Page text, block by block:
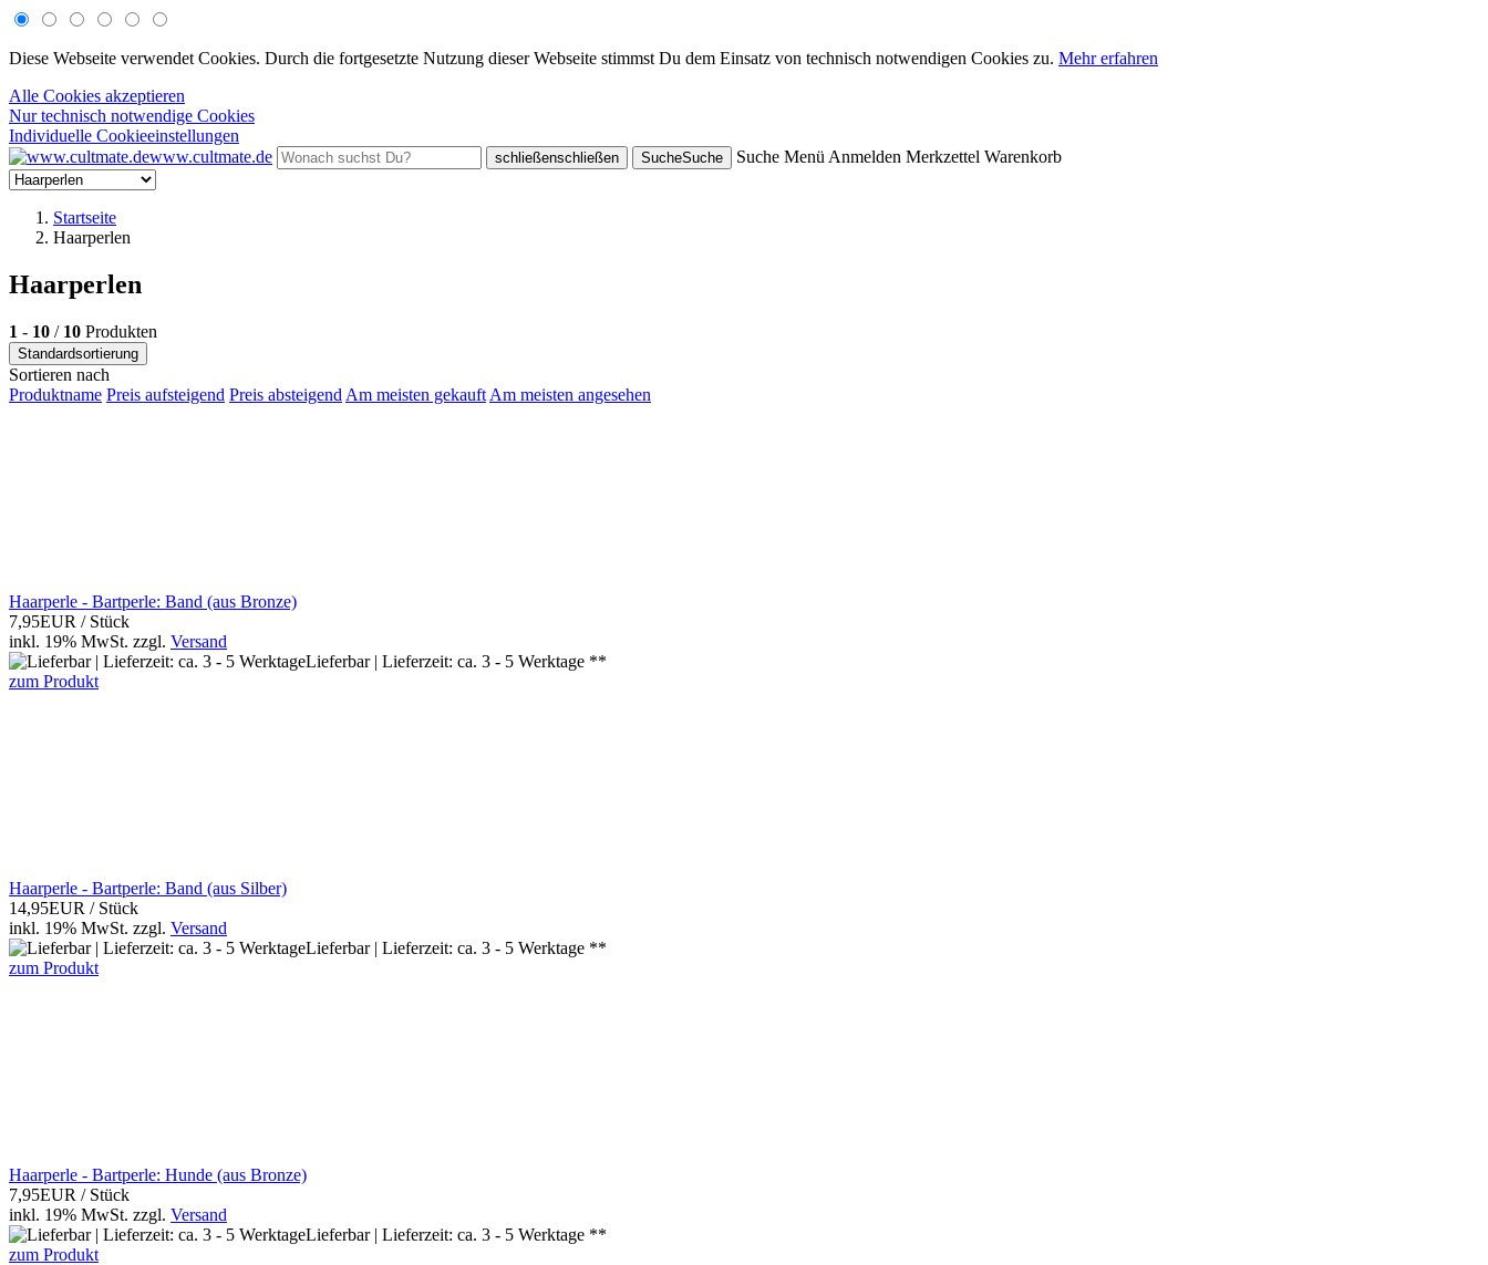
Diese Webseite verwendet Cookies. Durch die fortgesetzte Nutzung dieser Webseite stimmst Du dem Einsatz von technisch notwendigen Cookies zu. Mehr erfahren
Alle Cookies akzeptieren
Nur technisch notwendige Cookies
Individuelle Cookieeinstellungen
www.cultmate.de
schließenschließen SucheSuche Suche Menü Anmelden Merkzettel Warenkorb
Startseite
Haarperlen
Haarperlen
1 - 10 / 10 Produkten
Standardsortierung
Sortieren nach
Produktname Preis aufsteigend Preis absteigend Am meisten gekauft Am meisten angesehen
Haarperle - Bartperle: Band (aus Bronze)
7,95EUR / Stück
inkl. 19% MwSt. zzgl. Versand
Lieferbar | Lieferzeit: ca. 3 - 5 Werktage **
zum Produkt
Haarperle - Bartperle: Band (aus Silber)
14,95EUR / Stück
inkl. 19% MwSt. zzgl. Versand
Lieferbar | Lieferzeit: ca. 3 - 5 Werktage **
zum Produkt
Haarperle - Bartperle: Hunde (aus Bronze)
7,95EUR / Stück
inkl. 19% MwSt. zzgl. Versand
Lieferbar | Lieferzeit: ca. 3 - 5 Werktage **
zum Produkt